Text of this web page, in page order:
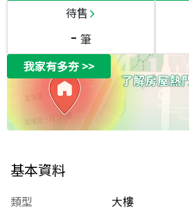
待售
- 筆
我家有多夯>>
基本資料
類型
大樓